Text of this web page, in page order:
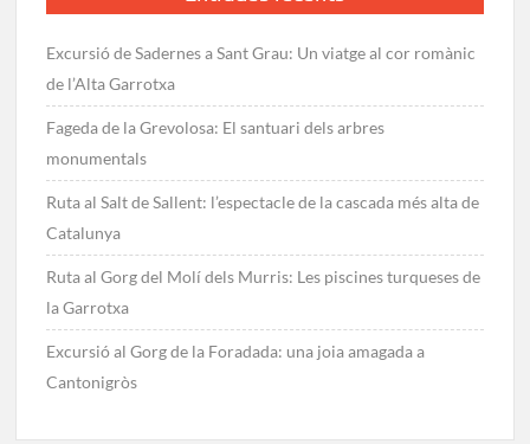
Excursió de Sadernes a Sant Grau: Un viatge al cor romànic
de l’Alta Garrotxa
Fageda de la Grevolosa: El santuari dels arbres
monumentals
Ruta al Salt de Sallent: l’espectacle de la cascada més alta de
Catalunya
Ruta al Gorg del Molí dels Murris: Les piscines turqueses de
la Garrotxa
Excursió al Gorg de la Foradada: una joia amagada a
Cantonigròs